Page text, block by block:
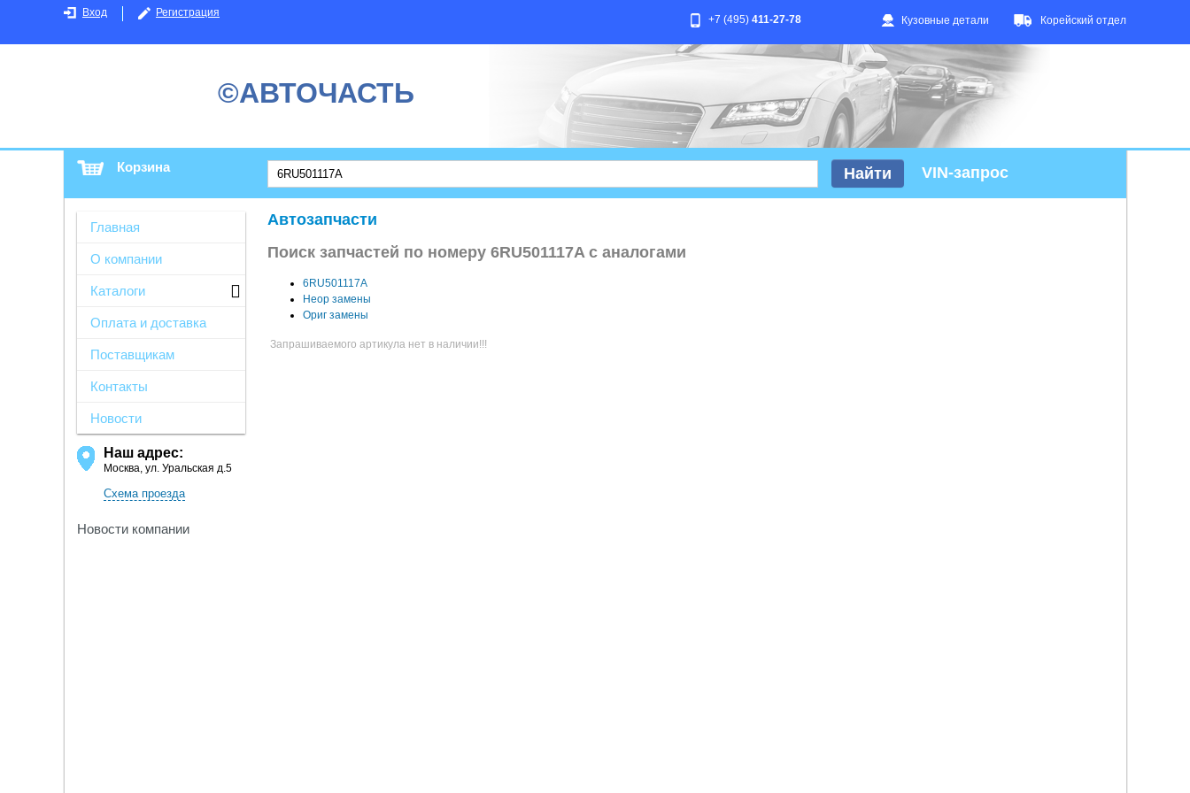
Вход Регистрация
Кузовные детали Корейский отдел
+7 (495) 411-27-78
©АВТОЧАСТЬ
Корзина VIN-запрос
Главная
О компании
Каталоги
Оплата и доставка
Поставщикам
Контакты
Новости
Наш адрес:
Москва, ул. Уральская д.5
Схема проезда
Новости компании
Автозапчасти
Поиск запчастей по номеру 6RU501117A с аналогами
6RU501117A
Неор замены
Ориг замены
Запрашиваемого артикула нет в наличии!!!